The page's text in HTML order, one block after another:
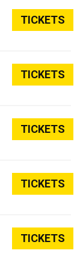
TICKETS
TICKETS
TICKETS
TICKETS
TICKETS